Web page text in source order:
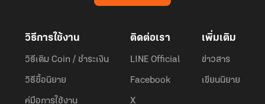
วิธีการใช้งาน
วิธีเติม Coin / ชำระเงิน
วิธีซื้อนิยาย
คู่มือการใช้งาน
ติดต่อเรา
LINE Official
Facebook
X
เพิ่มเติม
ข่าวสาร
เขียนนิยาย